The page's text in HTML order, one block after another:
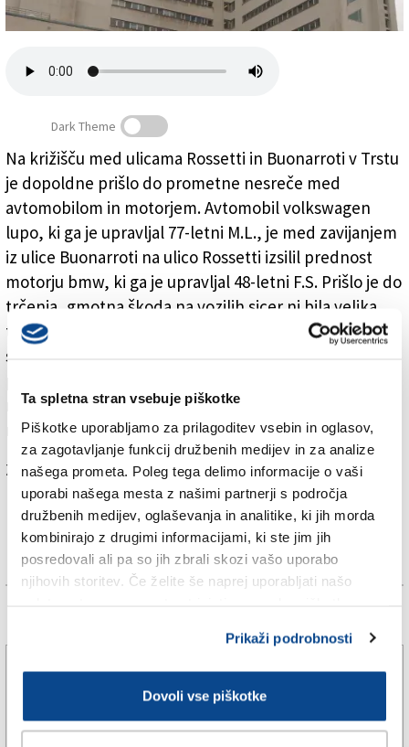
Ta spletna stran vsebuje piškotke
Piškotke uporabljamo za prilagoditev vsebin in oglasov,
za zagotavljanje funkcij družbenih medijev in za analize
našega prometa. Poleg tega delimo informacije o vaši
uporabi našega mesta z našimi partnerji s področja
družbenih medijev, oglaševanja in analitike, ki jih morda
kombinirajo z drugimi informacijami, ki ste jim jih
posredovali ali pa so jih zbrali skozi vašo uporabo
njihovih storitev. Če želite še naprej uporabljati našo
Prikaži podrobnosti
Dovoli vse piškotke
Založnik
Motorist je bil hudo poškodovan
Dark Theme
Na križišču med ulicama Rossetti in Buonarroti v Trstu
je dopoldne prišlo do prometne nesreče med
avtomobilom in motorjem. Avtomobil volkswagen
lupo, ki ga je upravljal 77-letni M.L., je med zavijanjem
iz ulice Buonarroti na ulico Rossetti izsilil prednost
motorju bmw, ki ga je upravljal 48-letni F.S. Prišlo je do
trčenja, gmotna škoda na vozilih sicer ni bila velika,
toda motorist je obležal hudo poškodovan. Prepeljali
so ga v katinarsko bolnišnico, kjer so ga sprejeli s
reševalcev tržaška lokalna policija. Zaradi nesreče so
nastali zastoji v prometu.
Za branje in pisanje komentarjevje potrebna prijava
Vročina je v današnji noči prehodno popustila
8. avg. 2026 | 10:49